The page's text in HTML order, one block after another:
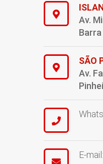
Av.
SÃO
Av.
E-mail: